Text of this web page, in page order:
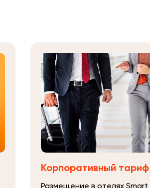
Корпоративный тариф
Размещение в отелях Smart